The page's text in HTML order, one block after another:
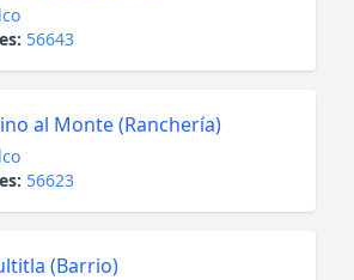
56643
al Monte (Ranchería)
56623
(Barrio)